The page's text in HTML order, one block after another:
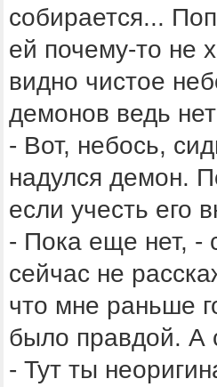
собирается...
ей почему-то не
видно чистое
демонов ведь
- Вот, небось,
надулся демон.
если учесть его
- Пока еще нет, -
сейчас не
что мне раньше
было правдой.
- Тут ты